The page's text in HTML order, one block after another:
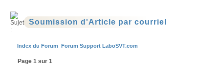
Soumission d'Article par courriel
Index du Forum Forum Support LaboSVT.com
Page 1 sur 1